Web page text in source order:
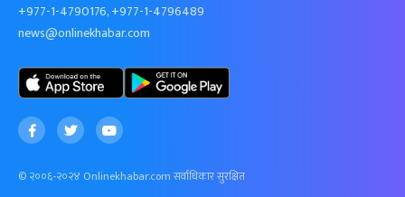
+977-1-4790176, +977-1-4796489
news@onlinekhabar.com
© २००६-२०२४ Onlinekhabar.com सर्वाधिकार सुरक्षित